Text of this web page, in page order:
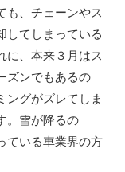
も、チェーンやス
してしまっている
に、本来３月はス
ズンでもあるの
ングがズレてしま
。雪が降るの
ている車業界の方